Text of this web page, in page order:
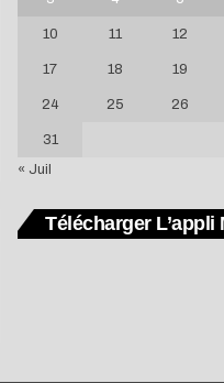
10 11 12
17 18 19
24 25 26
31
« Juil
Télécharger L’appli